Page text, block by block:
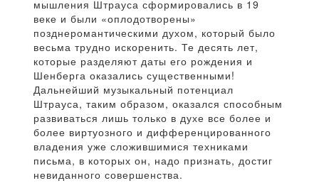
мышления Штрауса сформировались в 19
веке и были «оплодотворены»
позднеромантическими духом, который было
весьма трудно искоренить. Те десять лет,
которые разделяют даты его рождения и
Шенберга оказались существенными!
Дальнейший музыкальный потенциал
Штрауса, таким образом, оказался способным
развиваться лишь только в духе все более и
более виртуозного и дифференцированного
владения уже сложившимися техниками
письма, в которых он, надо признать, достиг
невиданного совершенства.